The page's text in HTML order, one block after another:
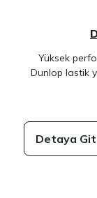
Yüksek
Dunlop lastik
Detaya Git